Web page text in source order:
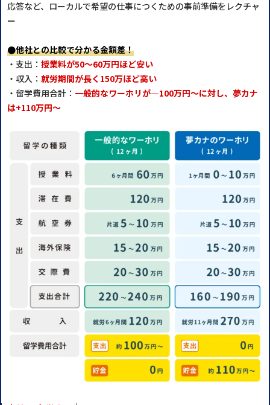
応答など、ローカルで希望の仕事につくための事前準備をレクチャ
ー
●他社との比較で分かる金額差！
・支出： 授業料が50～60万円ほど安い
・収入： 就労期間が長く150万ほど高い
・留学費用合計： 一般的なワーホリが―100万円～に対し、夢カナ
は+110万円～